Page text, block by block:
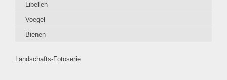
Libellen
Voegel
Bienen
Landschafts-Fotoserie